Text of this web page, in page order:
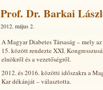
Prof. Dr. Barkai
2012. május 2.
A Magyar Diabetes Társaság – mely
15. között rendezte XXI.
elnökről és a vezetőségről.
2012. és 2016. közötti időszakra a
Kar dékánját – választotta.